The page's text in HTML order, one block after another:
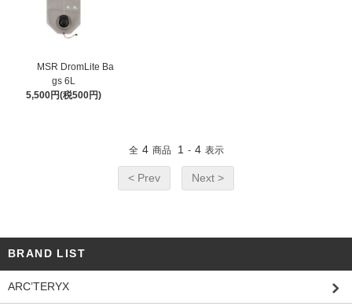
MSR DromLite Ba
gs 6L
5,500円(税500円)
全 4 商品 1 - 4 表示
< Prev Next >
BRAND LIST
ARC’TERYX